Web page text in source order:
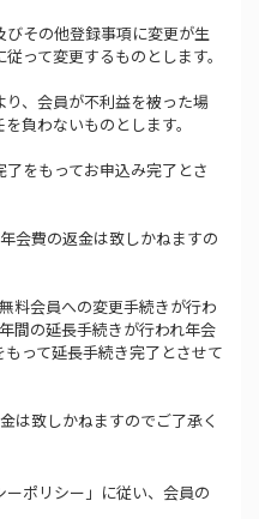
その他登録事項に変更が生
って変更するものとします。
、会員が不利益を被った場
負わないものとします。
をもってお申込み完了とさ
会費の返金は致しかねますの
料会員への変更手続きが行わ
間の延長手続きが行われ年会
って延長手続き完了とさせて
は致しかねますのでご了承く
ポリシー」に従い、会員の